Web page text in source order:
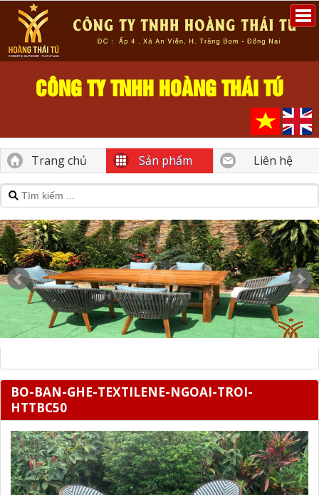
CÔNG TY TNHH HOÀNG THÁI TÚ
Trang chủ Sản phẩm Liên hệ
BO-BAN-GHE-TEXTILENE-NGOAI-TROI-
HTTBC50